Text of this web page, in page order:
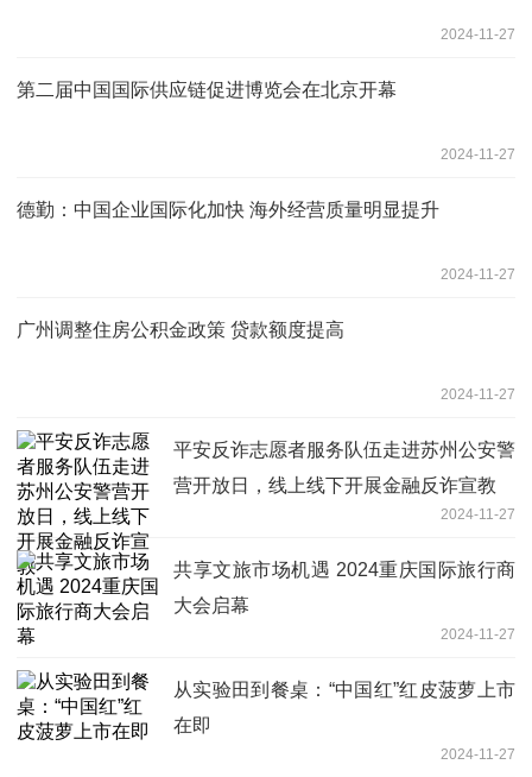
2024-11-27
第二届中国国际供应链促进博览会在北京开幕
2024-11-27
德勤：中国企业国际化加快 海外经营质量明显提升
2024-11-27
广州调整住房公积金政策 贷款额度提高
2024-11-27
平安反诈志愿者服务队伍走进苏州公安警
营开放日，线上线下开展金融反诈宣教
2024-11-27
共享文旅市场机遇 2024重庆国际旅行商
大会启幕
2024-11-27
从实验田到餐桌：“中国红”红皮菠萝上市
在即
2024-11-27